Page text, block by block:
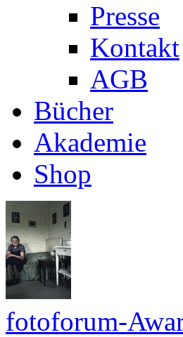
Presse
Kontakt
AGB
Bücher
Akademie
Shop
fotoforum-